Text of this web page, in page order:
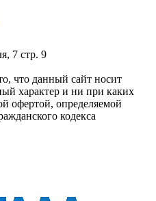
7 стр. 9
что данный сайт носит
характер и ни при каких
офертой, определяемой
кодекса